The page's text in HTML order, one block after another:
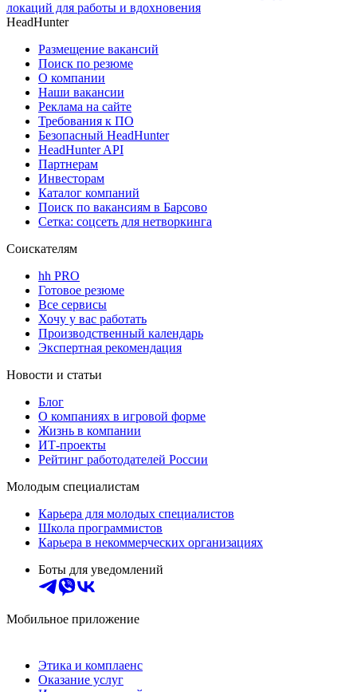
локаций для работы и вдохновения
HeadHunter
Размещение вакансий
Поиск по резюме
О компании
Наши вакансии
Реклама на сайте
Требования к ПО
Безопасный HeadHunter
HeadHunter API
Партнерам
Инвесторам
Каталог компаний
Поиск по вакансиям в Барсово
Сетка: соцсеть для нетворкинга
Соискателям
hh PRO
Готовое резюме
Все сервисы
Хочу у вас работать
Производственный календарь
Экспертная рекомендация
Новости и статьи
Блог
О компаниях в игровой форме
Жизнь в компании
ИТ-проекты
Рейтинг работодателей России
Молодым специалистам
Карьера для молодых специалистов
Школа программистов
Карьера в некоммерческих организациях
Боты для уведомлений
Мобильное приложение
Этика и комплаенс
Оказание услуг